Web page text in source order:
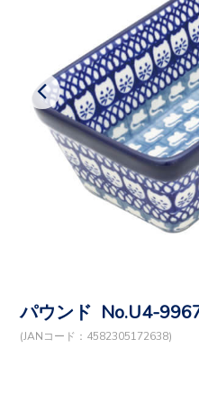
パウンド No.U4-
(JANコード：4582305172638)